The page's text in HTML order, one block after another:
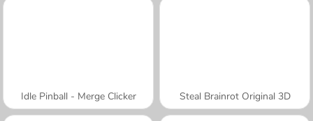
Idle Pinball - Merge Clicker Steal Brainrot Original 3D